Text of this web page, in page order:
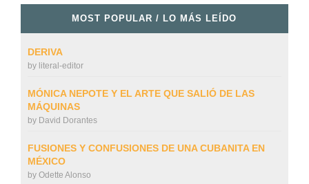
MOST POPULAR / LO MÁS LEÍDO
DERIVA
by literal-editor
MÓNICA NEPOTE Y EL ARTE QUE SALIÓ DE LAS
MÁQUINAS
by David Dorantes
FUSIONES Y CONFUSIONES DE UNA CUBANITA EN
MÉXICO
by Odette Alonso